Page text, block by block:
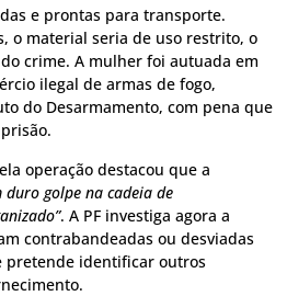
e prontas para transporte.
o material seria de uso restrito, o
crime. A mulher foi autuada em
ilegal de armas de fogo,
do Desarmamento, com pena que
operação destacou que a
duro golpe na cadeia de
. A PF investiga agora a
contrabandeadas ou desviadas
pretende identificar outros